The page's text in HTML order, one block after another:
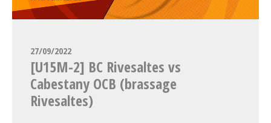
27/09/2022
[U15M-2] BC Rivesaltes vs
Cabestany OCB (brassage
Rivesaltes)